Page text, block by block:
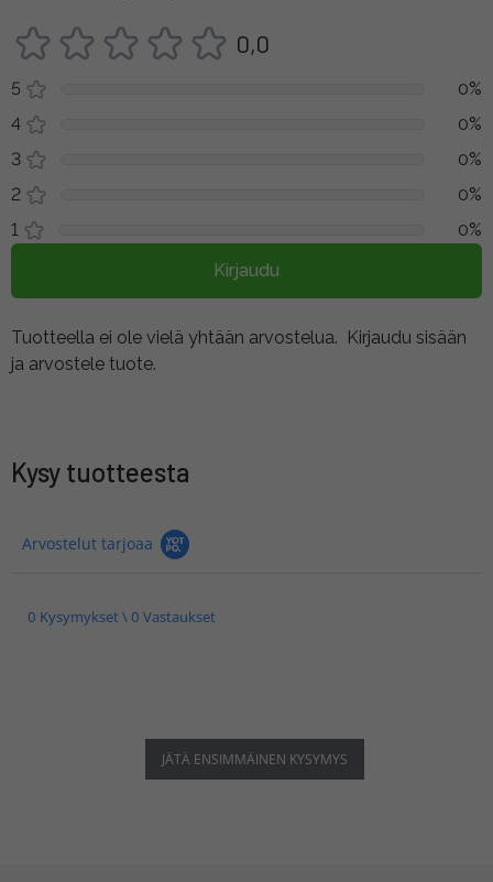
0,0
5
0%
4
0%
3
0%
2
0%
1
0%
Kirjaudu
Tuotteella ei ole vielä yhtään arvostelua. Kirjaudu sisään
ja arvostele tuote.
Kysy tuotteesta
Arvostelut tarjoaa
0 Kysymykset \ 0 Vastaukset
JÄTÄ ENSIMMÄINEN KYSYMYS